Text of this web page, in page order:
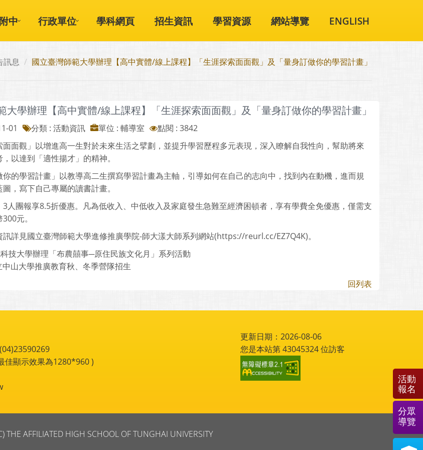
中 行政單位 學科網頁 招生資訊 學習資源 網站導覽 ENGLISH
訊息 國立臺灣師範大學辦理【高中實體/線上課程】「生涯探索面面觀」及「量身訂做你的學習計畫」
大學辦理【高中實體/線上課程】「生涯探索面面觀」及「量身訂做你的學習計畫」
01 分類 : 活動資訊 單位 : 輔導室
點閱 : 3842
面觀」以增進高一生對於未來生活之擘劃，並提升學習歷程多元表現，深入瞭解自我性向，幫助將來
以達到「適性揚才」的精神。
的學習計畫」以教導高二生撰寫學習計畫為主軸，引導如何在自己的志向中，找到內在動機，進而規
，寫下自己專屬的讀書計畫。
人團報享8.5折優惠。凡為低收入、中低收入及家庭發生急難至經濟困頓者，享有學費全免優惠，僅需支
元。
訊詳見國立臺灣師範大學進修推廣學院-師大漾大師系列網站(https://reurl.cc/EZ7Q4K)。
技大學辦理「布農囍事─原住民族文化月」系列活動
中山大學推廣教育秋、冬季營隊招生
回列表
佳顯示效果為1280*960 )
更新日期：2026-08-06
您是本站第43045324位訪客
THE AFFILIATED HIGH SCHOOL OF TUNGHAI UNIVERSITY
活動
報名
分眾
導覽